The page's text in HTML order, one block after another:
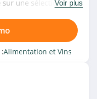
une sélection de
Voir plus
Alimentation et Vins